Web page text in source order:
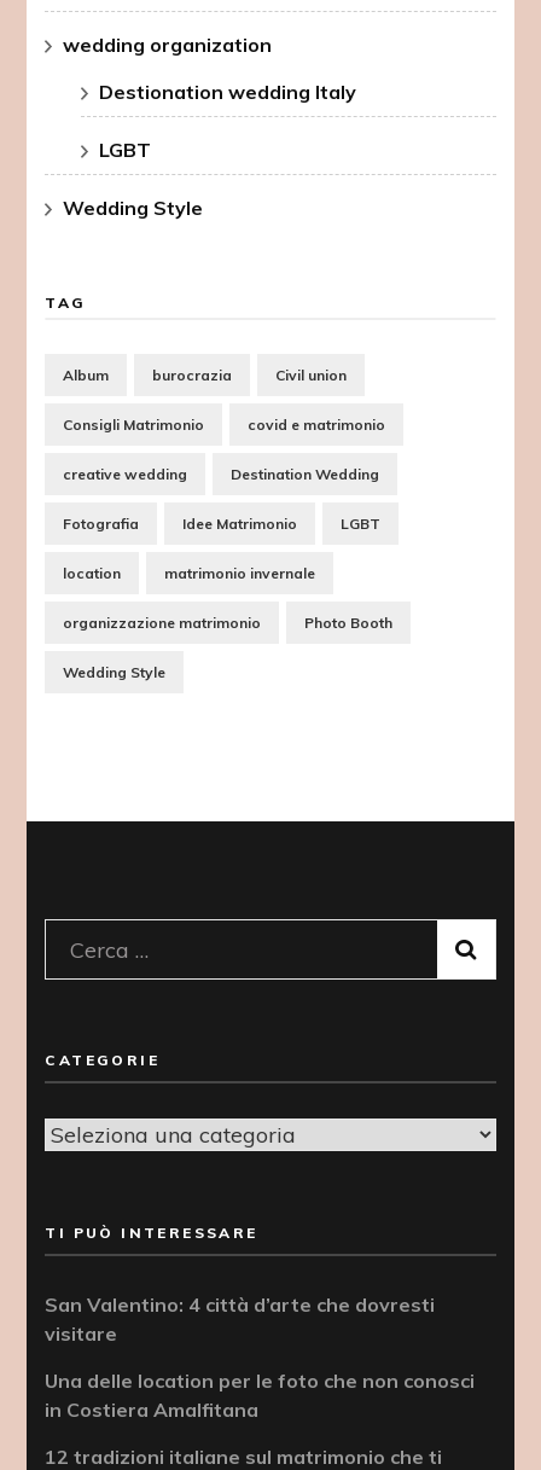
wedding organization
Destionation wedding Italy
LGBT
Wedding Style
TAG
Album burocrazia Civil union
Consigli Matrimonio covid e matrimonio
creative wedding Destination Wedding
Fotografia Idee Matrimonio LGBT
location matrimonio invernale
organizzazione matrimonio Photo Booth
Wedding Style
Ricerca
per:
CATEGORIE
Categorie
TI PUÒ INTERESSARE
San Valentino: 4 città d’arte che dovresti
visitare
Una delle location per le foto che non conosci
in Costiera Amalfitana
12 tradizioni italiane sul matrimonio che ti